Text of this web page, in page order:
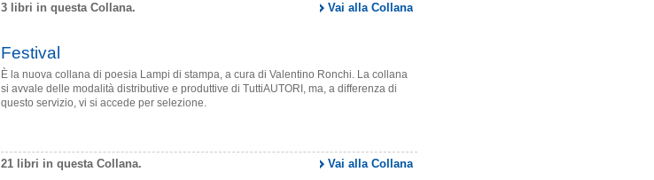
Vai alla Collana
3 libri in questa Collana.
Festival
È la nuova collana di poesia Lampi di stampa, a cura di Valentino Ronchi. La collana
si avvale delle modalità distributive e produttive di TuttiAUTORI, ma, a differenza di
questo servizio, vi si accede per selezione.
Vai alla Collana
21 libri in questa Collana.